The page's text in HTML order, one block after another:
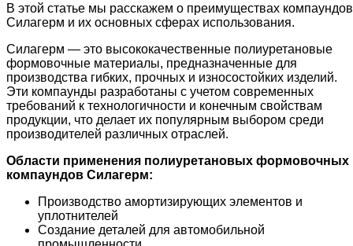
В этой статье мы расскажем о преимуществах компаундов
Силагерм и их основных сферах использования.
Силагерм — это высококачественные полиуретановые
формовочные материалы, предназначенные для
производства гибких, прочных и износостойких изделий.
Эти компаунды разработаны с учетом современных
требований к технологичности и конечным свойствам
продукции, что делает их популярным выбором среди
производителей различных отраслей.
Области применения полиуретановых формовочных
компаундов Силагерм:
Производство амортизирующих элементов и
уплотнителей
Создание деталей для автомобильной